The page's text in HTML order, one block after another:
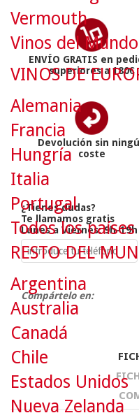
ENVÍO GRATIS en
superiores a 180€
Devolución sin
coste
¿Tienes dudas?
Te llamamos gratis
Lunes a Viernes: 9h-19h
Compártelo en:
Vermouth
Vinos del Mundo
VINOS DE
Alemania
Francia
Hungría
Italia
Portugal
Todos los países
RESTO DEL
Argentina
Australia
Canadá
Chile
Estados Unidos
Nueva Zelanda